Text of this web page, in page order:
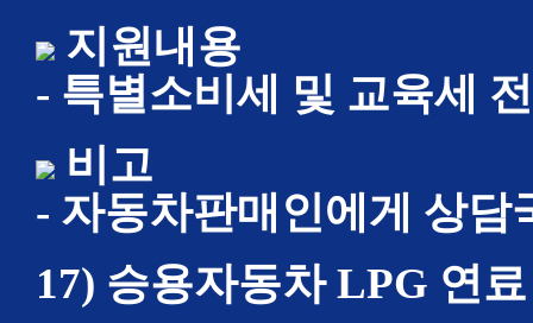
지원내용
- 특별소비세 및 교육세
비고
- 자동차판매인에게 상담
17) 승용자동차 LPG 연